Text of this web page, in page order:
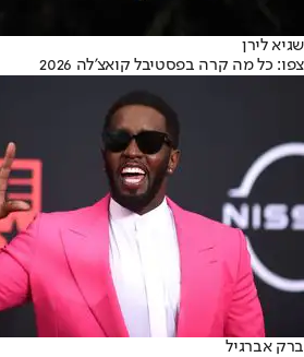
שגיא לירן
צפו: כל מה קרה בפסטיבל קואצ'לה 2026
ברק אברגיל